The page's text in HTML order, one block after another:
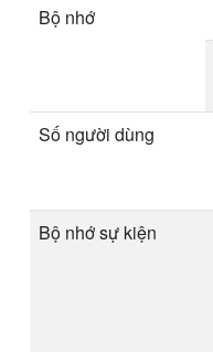
Bộ nhớ
Số người dùng
Bộ nhớ sự kiện